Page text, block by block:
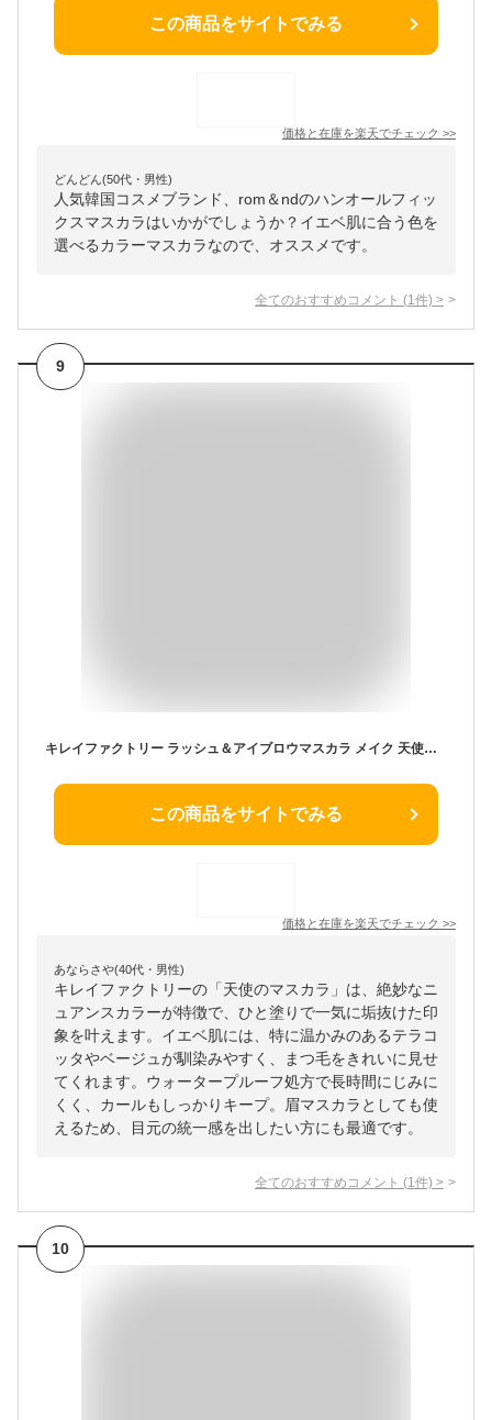
この商品をサイトでみる
価格と在庫を楽天でチェック >>
どんどん(50代・男性)
人気韓国コスメブランド、rom＆ndのハンオールフィッ
クスマスカラはいかがでしょうか？イエベ肌に合う色を
選べるカラーマスカラなので、オススメです。
全てのおすすめコメント (1 件) >
9
キレイファクトリー ラッシュ＆アイブロウマスカラ メイク 天使のマスカラ アイシャドウ コスメ 眉カラー フェイスカラー メイクアップ まつ毛 眉毛 コスメ 送料無料
この商品をサイトでみる
価格と在庫を楽天でチェック >>
あならさや(40代・男性)
キレイファクトリーの「天使のマスカラ」は、絶妙なニ
ュアンスカラーが特徴で、ひと塗りで一気に垢抜けた印
象を叶えます。イエベ肌には、特に温かみのあるテラコ
ッタやベージュが馴染みやすく、まつ毛をきれいに見せ
てくれます。ウォータープルーフ処方で長時間にじみに
くく、カールもしっかりキープ。眉マスカラとしても使
えるため、目元の統一感を出したい方にも最適です。
全てのおすすめコメント (1 件) >
10